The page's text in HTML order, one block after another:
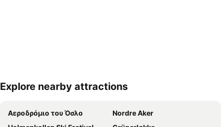
Ανάπτυξη χάρτη
Explore nearby attractions
Αεροδρόμιο του Όσλο
Nordre Aker